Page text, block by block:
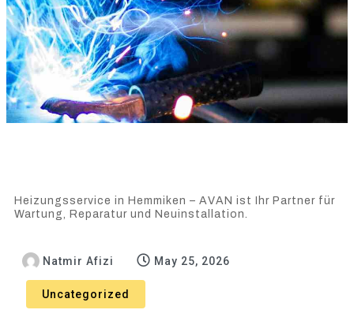
Heizungsservice in Hemmiken – AVAN ist Ihr Partner für
Wartung, Reparatur und Neuinstallation.
Natmir Afizi May 25, 2026
Uncategorized